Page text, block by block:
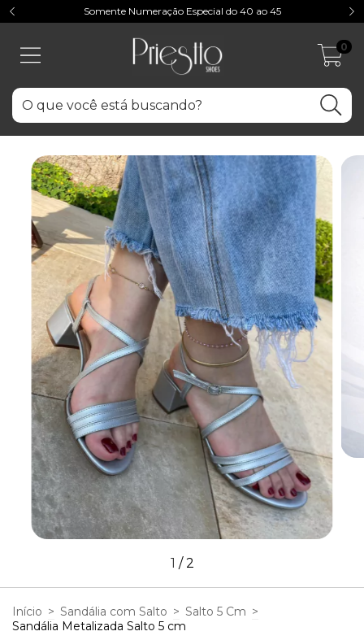
Somente Numeração Especial do 40 ao 45
0
1 /2
Início > Sandália com Salto > Salto 5 Cm >
Sandália Metalizada Salto 5 cm